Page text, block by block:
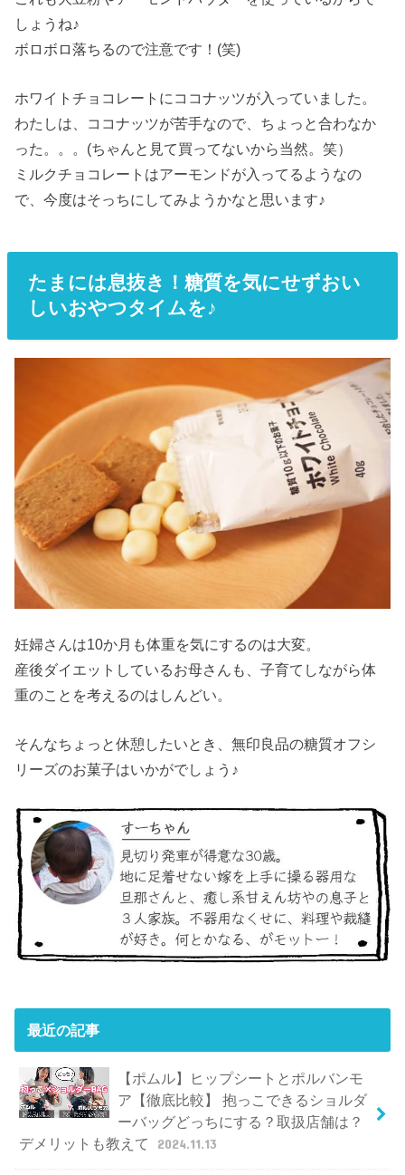
しょうね♪
ボロボロ落ちるので注意です！(笑)
ホワイトチョコレートにココナッツが入っていました。
わたしは、ココナッツが苦手なので、ちょっと合わなか
った。。。(ちゃんと見て買ってないから当然。笑）
ミルクチョコレートはアーモンドが入ってるようなの
で、今度はそっちにしてみようかなと思います♪
たまには息抜き！糖質を気にせずおい
しいおやつタイムを♪
妊婦さんは10か月も体重を気にするのは大変。
産後ダイエットしているお母さんも、子育てしながら体
重のことを考えるのはしんどい。
そんなちょっと休憩したいとき、無印良品の糖質オフシ
リーズのお菓子はいかがでしょう♪
最近の記事
【ポムル】ヒップシートとポルバンモ
ア【徹底比較】 抱っこできるショルダ
ーバッグどっちにする？取扱店舗は？
デメリットも教えて
2024.11.13